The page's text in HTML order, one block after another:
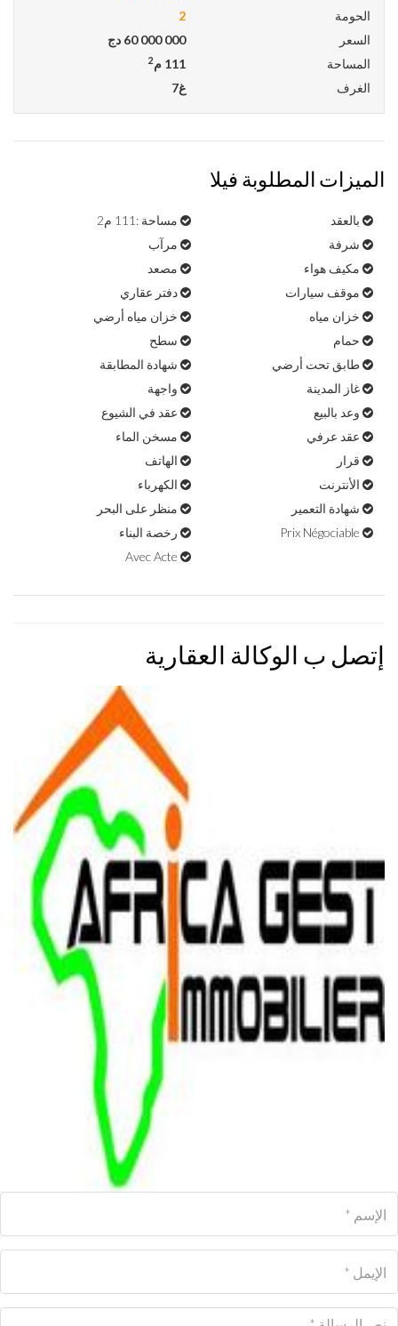
الحومة
60 000 000دج
السعر
111 م
2
المساحة
الغرف
الميزات المطلوبة فيلا
مساحة :111 م2
بالعقد
مرآب
شرفة
مصعد
مكيف هواء
دفتر عقاري
موقف سيارات
خزان مياه أرضي
خزان مياه
سطح
حمام
شهادة المطابقة
طابق تحت أرضي
واجهة
غاز المدينة
عقد في الشيوع
وعد بالبيع
مسخن الماء
عقد عرفي
الهاتف
قرار
الكهرباء
الأنترنت
منظر على البحر
شهادة التعمير
رخصة البناء
Prix Négociable
Avec Acte
إتصل ب الوكالة العقارية